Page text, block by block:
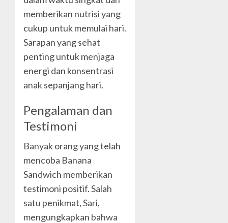
memberikan nutrisi yang
cukup untuk memulai hari.
Sarapan yang sehat
penting untuk menjaga
energi dan konsentrasi
anak sepanjang hari.
Pengalaman dan
Testimoni
Banyak orang yang telah
mencoba Banana
Sandwich memberikan
testimoni positif. Salah
satu penikmat, Sari,
mengungkapkan bahwa